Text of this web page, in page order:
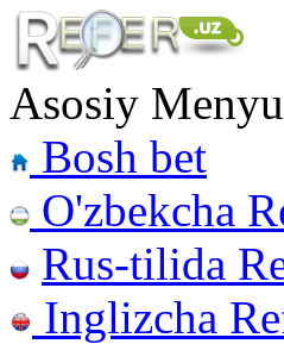
Asosiy Menyu
Bosh bet
O'zbekcha
Rus-tilida
Inglizcha